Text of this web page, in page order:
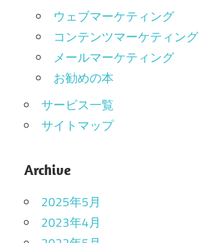
ウェブマーケティング
コンテンツマーケティング
メールマーケティング
お勧めの本
サービス一覧
サイトマップ
Archive
2025年5月
2023年4月